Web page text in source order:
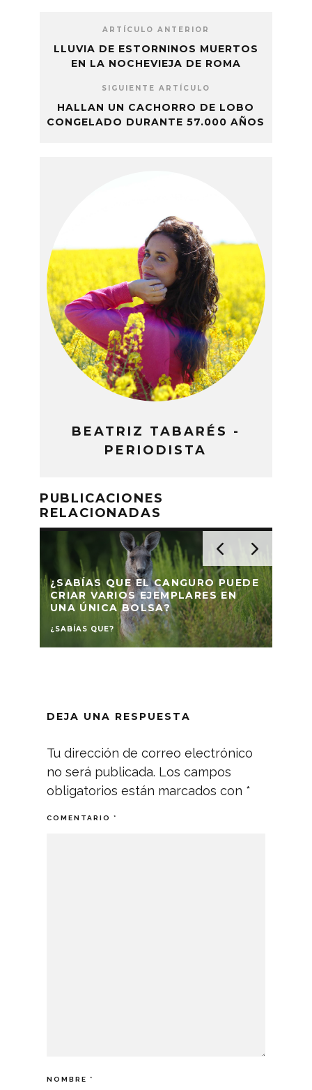
ARTÍCULO ANTERIOR
LLUVIA DE ESTORNINOS MUERTOS
EN LA NOCHEVIEJA DE ROMA
SIGUIENTE ARTÍCULO
HALLAN UN CACHORRO DE LOBO
CONGELADO DURANTE 57.000 AÑOS
BEATRIZ TABARÉS -
PERIODISTA
PUBLICACIONES
RELACIONADAS
¿SABÍAS QUE EL CANGURO PUEDE
CRIAR VARIOS EJEMPLARES EN
UNA ÚNICA BOLSA?
¿SABÍAS QUE?
DEJA UNA RESPUESTA
Tu dirección de correo electrónico
no será publicada. Los campos
obligatorios están marcados con *
COMENTARIO *
NOMBRE *